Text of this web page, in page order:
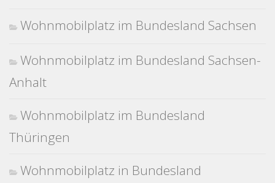
Wohnmobilplatz im Bundesland Sachsen
Wohnmobilplatz im Bundesland Sachsen-
Anhalt
Wohnmobilplatz im Bundesland
Thüringen
Wohnmobilplatz in Bundesland